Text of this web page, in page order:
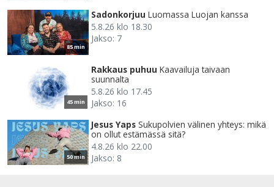
85 min
Sadonkorjuu Luomassa Luojan kanssa
5.8.26 klo 18.30
Jakso: 7
45 min
Rakkaus puhuu Kaavailuja taivaan
suunnalta
5.8.26 klo 17.45
Jakso: 16
50 min
Jesus Yaps Sukupolvien välinen yhteys: mikä
on ollut estämässä sitä?
4.8.26 klo 22.00
Jakso: 8